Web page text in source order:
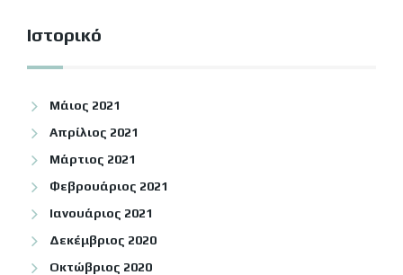
Ιστορικό
Μάιος 2021
Απρίλιος 2021
Μάρτιος 2021
Φεβρουάριος 2021
Ιανουάριος 2021
Δεκέμβριος 2020
Οκτώβριος 2020